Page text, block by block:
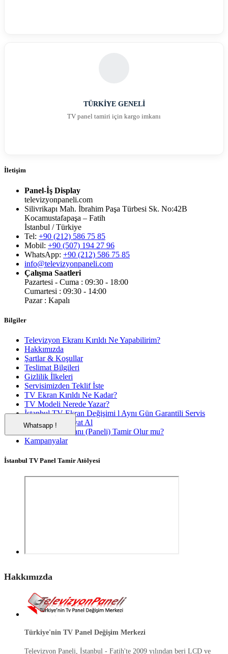
Whatsapp !
TÜRKİYE GENELİ
TV panel tamiri için kargo imkanı
İletişim
Panel-İş Display
televizyonpaneli.com
Silivrikapı Mah. İbrahim Paşa Türbesi Sk. No:42B
Kocamustafapaşa – Fatih
İstanbul / Türkiye
Tel: +90 (212) 586 75 85
Mobil: +90 (507) 194 27 96
WhatsApp: +90 (212) 586 75 85
info@televizyonpaneli.com
Çalışma Saatleri
Pazartesi - Cuma : 09:30 - 18:00
Cumartesi : 09:30 - 14:00
Pazar : Kapalı
Bilgiler
Televizyon Ekranı Kırıldı Ne Yapabilirim?
Hakkımızda
Şartlar & Koşullar
Teslimat Bilgileri
Gizlilik İlkeleri
Servisimizden Teklif İste
TV Ekran Kırıldı Ne Kadar?
TV Modeli Nerede Yazar?
İstanbul TV Ekran Değişimi l Aynı Gün Garantili Servis
Beklemeden Fiyat Al
Kırılan TV Ekranı (Paneli) Tamir Olur mu?
Kampanyalar
İstanbul TV Panel Tamir Atölyesi
Hakkımızda
Türkiye'nin TV Panel Değişim Merkezi
Televizyon Paneli, İstanbul - Fatih'te 2009 yılından beri LCD ve